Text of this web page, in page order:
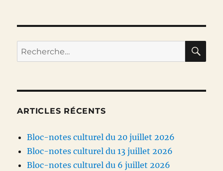
c’est
Recherche
pour :
ARTICLES RÉCENTS
Bloc-notes culturel du 20 juillet 2026
Bloc-notes culturel du 13 juillet 2026
Bloc-notes culturel du 6 juillet 2026